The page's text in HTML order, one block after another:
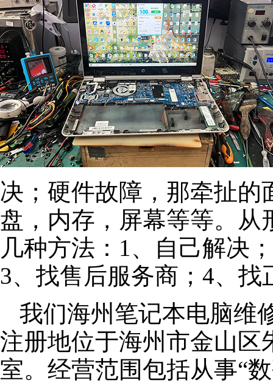
决；硬件故障，那牵扯的
盘，内存，屏幕等等。从
几种方法：1、自己解决
3、找售后服务商；4、找
我们海州笔记本电脑维
注册地位于海州市金山区
室。经营范围包括从事“